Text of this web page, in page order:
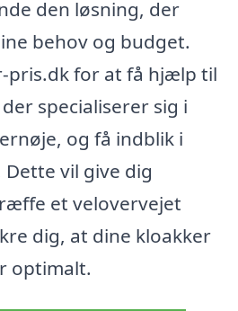
den løsning, der
behov og budget.
pris.dk for at få hjælp til
specialiserer sig i
og få indblik i
vil give dig
et velovervejet
dig, at dine kloakker
optimalt.